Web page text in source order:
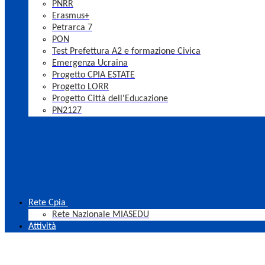
PNRR
Erasmus+
Petrarca 7
PON
Test Prefettura A2 e formazione Civica
Emergenza Ucraina
Progetto CPIA ESTATE
Progetto LORR
Progetto Città dell'Educazione
PN2127
Rete Cpia
Rete Nazionale MIASEDU
Attività